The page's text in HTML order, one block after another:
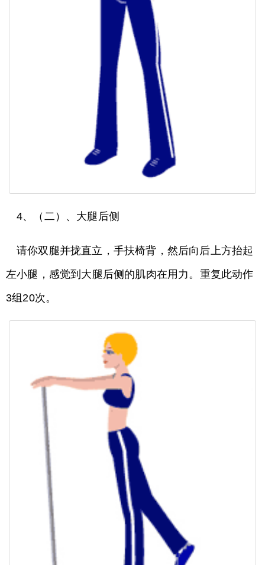
4、（二）、大腿后侧
请你双腿并拢直立，手扶椅背，然后向后上方抬起
左小腿，感觉到大腿后侧的肌肉在用力。重复此动作
3组20次。